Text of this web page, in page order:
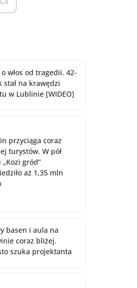
o włos od tragedii. 42-
stał na krawędzi
w Lublinie [WIDEO]
przyciąga coraz
turystów. W pół
„Kozi gród”
aż 1,35 mln
basen i aula na
coraz bliżej.
szuka projektanta